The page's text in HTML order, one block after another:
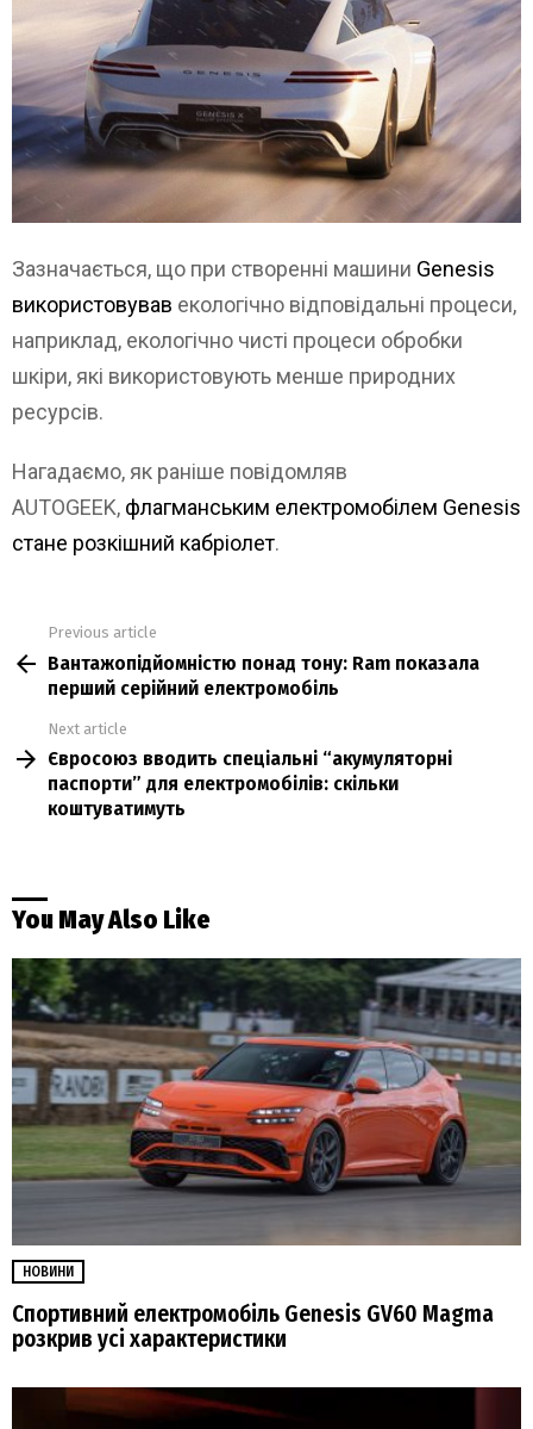
Зазначається, що при створенні машини Genesis
використовував екологічно відповідальні процеси,
наприклад, екологічно чисті процеси обробки
шкіри, які використовують менше природних
ресурсів.
Нагадаємо, як раніше повідомляв
AUTOGEEK, флагманським електромобілем Genesis
стане розкішний кабріолет.
more
Previous article
Вантажопідйомністю понад тону: Ram показала
перший серійний електромобіль
Next article
Євросоюз вводить спеціальні “акумуляторні
паспорти” для електромобілів: скільки
коштуватимуть
You May Also Like
НОВИНИ
Спортивний електромобіль Genesis GV60 Magma
розкрив усі характеристики